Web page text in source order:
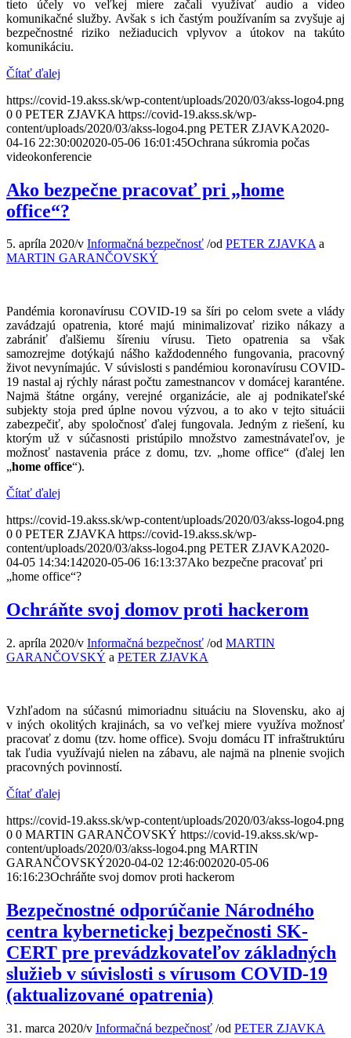
tieto účely vo veľkej miere začali využívať audio a video
komunikačné služby. Avšak s ich častým používaním sa zvyšuje aj
bezpečnostné riziko nežiaducich vplyvov a útokov na takúto
komunikáciu.
Čítať ďalej
https://covid-19.akss.sk/wp-content/uploads/2020/03/akss-logo4.png
0 0 PETER ZJAVKA https://covid-19.akss.sk/wp-
content/uploads/2020/03/akss-logo4.png PETER ZJAVKA2020-
04-16 22:30:002020-05-06 16:01:45Ochrana súkromia počas
videokonferencie
Ako bezpečne pracovať pri „home
office“?
5. apríla 2020/v Informačná bezpečnosť /od PETER ZJAVKAa
MARTIN GARANČOVSKÝ
Pandémia koronavírusu COVID-19 sa šíri po celom svete a vlády
zavádzajú opatrenia, ktoré majú minimalizovať riziko nákazy a
zabrániť ďalšiemu šíreniu vírusu. Tieto opatrenia sa však
samozrejme dotýkajú nášho každodenného fungovania, pracovný
život nevynímajúc. V súvislosti s pandémiou koronavírusu COVID-
19 nastal aj rýchly nárast počtu zamestnancov v domácej karanténe.
Najmä štátne orgány, verejné organizácie, ale aj podnikateľské
subjekty stoja pred úplne novou výzvou, a to ako v tejto situácii
zabezpečiť, aby spoločnosť ďalej fungovala. Jedným z riešení, ku
ktorým už v súčasnosti pristúpilo množstvo zamestnávateľov, je
možnosť nastavenia práce z domu, tzv. „home office“ (ďalej len
„home office“).
Čítať ďalej
https://covid-19.akss.sk/wp-content/uploads/2020/03/akss-logo4.png
0 0 PETER ZJAVKA https://covid-19.akss.sk/wp-
content/uploads/2020/03/akss-logo4.png PETER ZJAVKA2020-
04-05 14:34:142020-05-06 16:13:37Ako bezpečne pracovať pri
„home office“?
Ochráňte svoj domov proti hackerom
2. apríla 2020/v Informačná bezpečnosť /od MARTIN
GARANČOVSKÝ a PETER ZJAVKA
Vzhľadom na súčasnú mimoriadnu situáciu na Slovensku, ako aj
v iných okolitých krajinách, sa vo veľkej miere využíva možnosť
pracovať z domu (tzv. home office). Svoju domácu IT infraštruktúru
tak ľudia využívajú nielen na zábavu, ale najmä na plnenie svojich
pracovných povinností.
Čítať ďalej
https://covid-19.akss.sk/wp-content/uploads/2020/03/akss-logo4.png
0 0 MARTIN GARANČOVSKÝ https://covid-19.akss.sk/wp-
content/uploads/2020/03/akss-logo4.png MARTIN
GARANČOVSKÝ2020-04-02 12:46:002020-05-06
16:16:23Ochráňte svoj domov proti hackerom
Bezpečnostné odporúčanie Národného
centra kybernetickej bezpečnosti SK-
CERT pre prevádzkovateľov základných
služieb v súvislosti s vírusom COVID-19
(aktualizované opatrenia)
31. marca 2020/v Informačná bezpečnosť /od PETER ZJAVKA